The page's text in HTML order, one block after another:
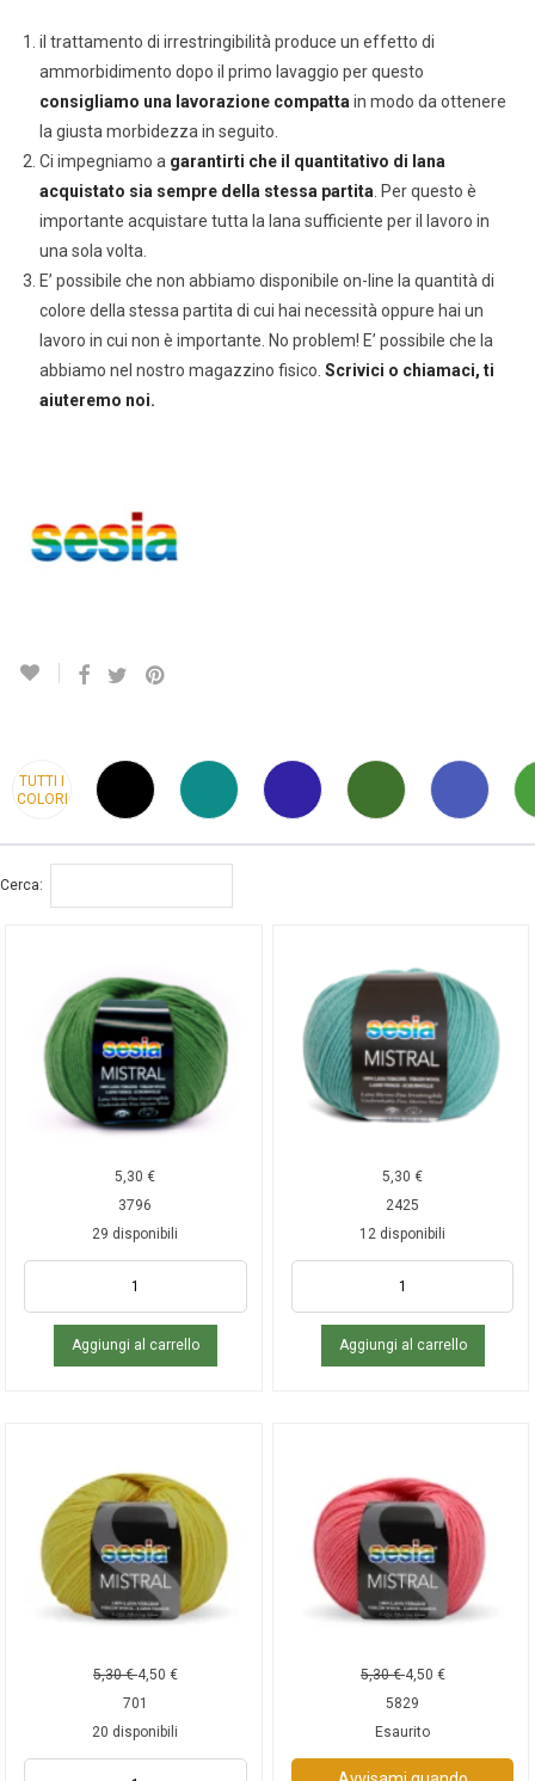
il trattamento di irrestringibilità produce un effetto di
ammorbidimento dopo il primo lavaggio per questo
consigliamo una lavorazione compatta in modo da ottenere
la giusta morbidezza in seguito.
Ci impegniamo a garantirti che il quantitativo di lana
acquistato sia sempre della stessa partita . Per questo è
importante acquistare tutta la lana sufficiente per il lavoro in
una sola volta.
E’ possibile che non abbiamo disponibile on-line la quantità di
colore della stessa partita di cui hai necessità oppure hai un
lavoro in cui non è importante. No problem! E’ possibile che la
abbiamo nel nostro magazzino fisico. Scrivici o chiamaci, ti
aiuteremo noi.
TUTTI I
COLORI
Cerca:
5,30€
3796
29 disponibili
Aggiungi al carrello
5,30€
2425
12 disponibili
Aggiungi al carrello
5,30€ 4,50 €
701
20 disponibili
5,30€ 4,50 €
5829
Esaurito